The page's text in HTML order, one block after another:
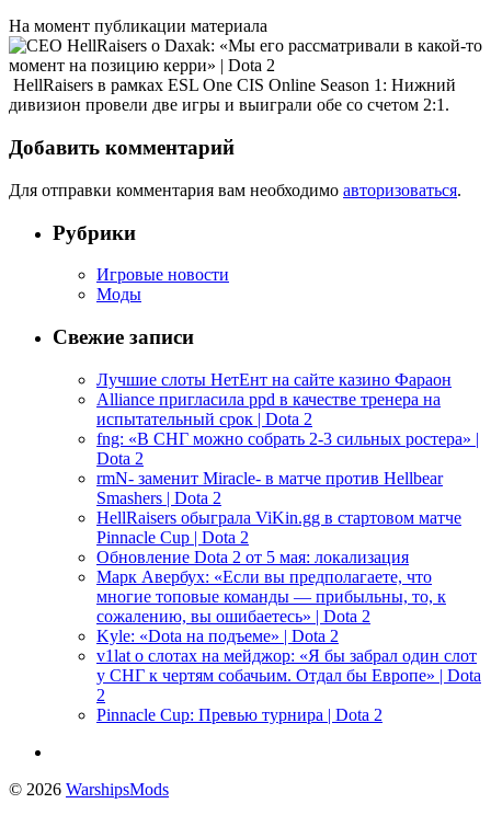
На момент публикации материала
HellRaisers в рамках ESL One CIS Online Season 1: Нижний
дивизион провели две игры и выиграли обе со счетом 2:1.
Добавить комментарий
Для отправки комментария вам необходимо авторизоваться.
Рубрики
Игровые новости
Моды
Свежие записи
Лучшие слоты НетЕнт на сайте казино Фараон
Alliance пригласила ppd в качестве тренера на
испытательный срок | Dota 2
fng: «В СНГ можно собрать 2-3 сильных ростера» |
Dota 2
rmN- заменит Miracle- в матче против Hellbear
Smashers | Dota 2
HellRaisers обыграла ViKin.gg в стартовом матче
Pinnacle Cup | Dota 2
Обновление Dota 2 от 5 мая: локализация
Марк Авербух: «Если вы предполагаете, что
многие топовые команды — прибыльны, то, к
сожалению, вы ошибаетесь» | Dota 2
Kyle: «Dota на подъеме» | Dota 2
v1lat о слотах на мейджор: «Я бы забрал один слот
у СНГ к чертям собачьим. Отдал бы Европе» | Dota
2
Pinnacle Cup: Превью турнира | Dota 2
© 2026 WarshipsMods